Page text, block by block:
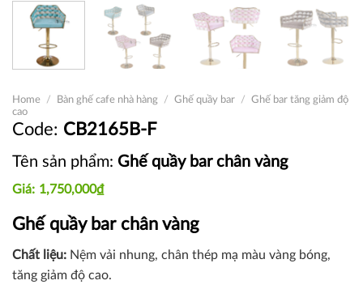
Home / Bàn ghế cafe nhà hàng / Ghế quầy bar / Ghế bar tăng giảm độ
cao
CB2165B-F
Tên sản phẩm: Ghế quầy bar chân vàng
1,750,000₫
Ghế quầy bar chân vàng
Chất liệu: Nệm vải nhung, chân thép mạ màu vàng bóng,
tăng giảm độ cao.